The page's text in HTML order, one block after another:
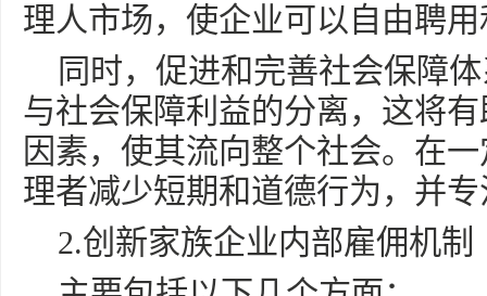
理人市场，使企业可以自由聘
同时，促进和完善社会保障
与社会保障利益的分离，这将
因素，使其流向整个社会。在
理者减少短期和道德行为，并
2.创新家族企业内部雇佣机制